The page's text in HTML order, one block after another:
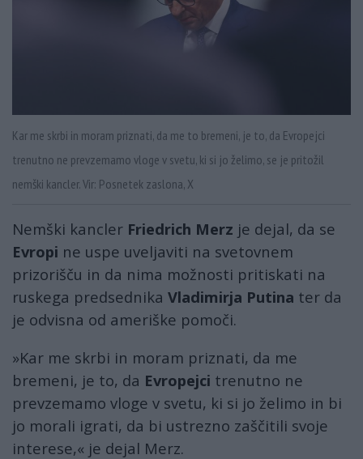
Kar me skrbi in moram priznati, da me to bremeni, je to, da Evropejci
trenutno ne prevzemamo vloge v svetu, ki si jo želimo, se je pritožil
nemški kancler. Vir: Posnetek zaslona, X
Nemški kancler Friedrich Merz je dejal, da se
Evropi ne uspe uveljaviti na svetovnem
prizorišču in da nima možnosti pritiskati na
ruskega predsednika Vladimirja Putina ter da
je odvisna od ameriške pomoči.
»Kar me skrbi in moram priznati, da me
bremeni, je to, da Evropejci trenutno ne
prevzemamo vloge v svetu, ki si jo želimo in bi
jo morali igrati, da bi ustrezno zaščitili svoje
interese,« je dejal Merz.